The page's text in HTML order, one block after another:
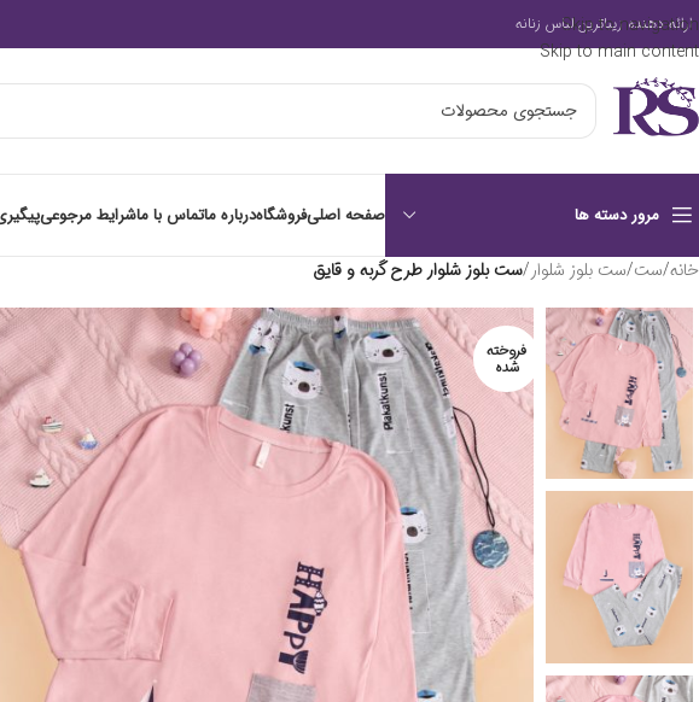
Skip to navigation
Skip to main content
ارائه دهنده زیباترین لباس زنانه
مرور دسته ها صفحه اصلیفروشگاهدرباره ماتماس با ماشرایط مرجوعی
خانه/ست/ست بلوز شلوار/ست بلوز شلوار طرح گربه و قایق
فروخته
شده